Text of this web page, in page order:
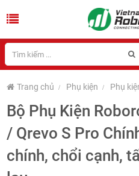
Trang chủ Phụ kiện Phụ
Bộ Phụ Kiện
/ Qrevo S Pro
chính, chổi cạnh,